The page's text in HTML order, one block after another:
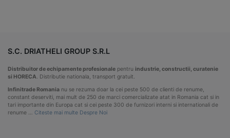
S.C. DRIATHELI GROUP S.R.L
Distribuitor de echipamente profesionale pentru industrie, constructii, curatenie
si HORECA . Distributie nationala, transport gratuit.
Infinitrade Romania nu se rezuma doar la cei peste 500 de clienti de renume,
constant deserviti, mai mult de 250 de marci comercializate atat in Romania cat si in
tari importante din Europa cat si cei peste 300 de furnizori interni si internationali de
renume … Citeste mai multe Despre Noi